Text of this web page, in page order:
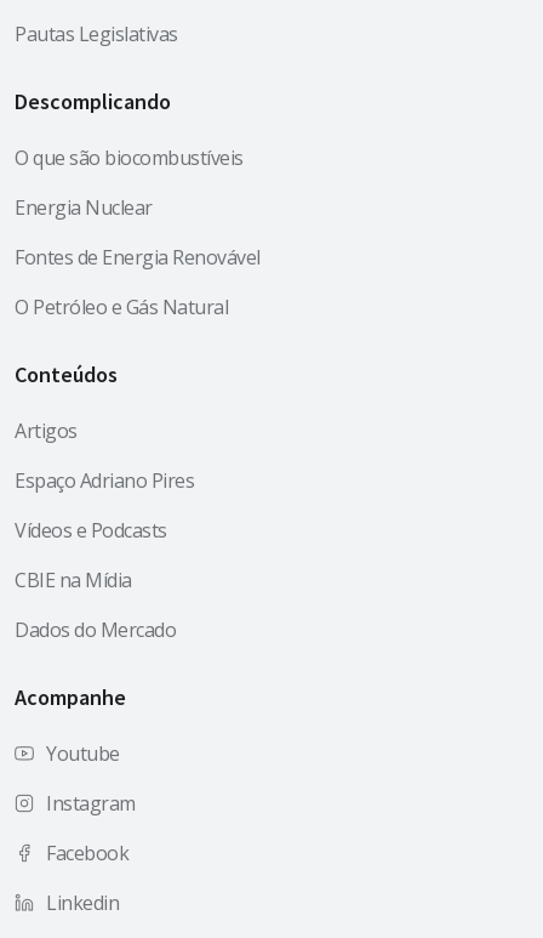
Pautas Legislativas
Descomplicando
O que são biocombustíveis
Energia Nuclear
Fontes de Energia Renovável
O Petróleo e Gás Natural
Conteúdos
Artigos
Espaço Adriano Pires
Vídeos e Podcasts
CBIE na Mídia
Dados do Mercado
Acompanhe
Youtube
Instagram
Facebook
Linkedin